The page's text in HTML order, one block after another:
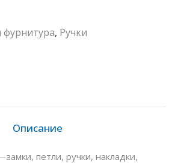
фурнитура, Ручки
Описание
петли, ручки, накладки,